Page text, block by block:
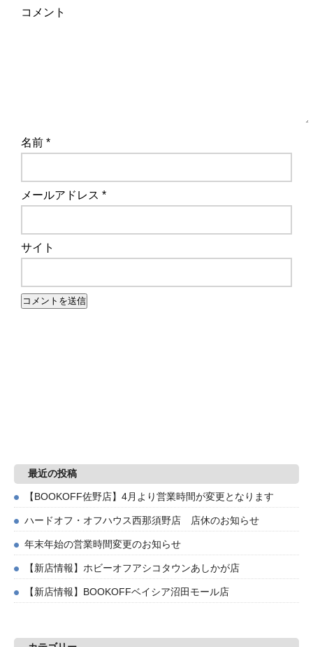
コメント
名前 *
メールアドレス *
サイト
最近の投稿
【BOOKOFF佐野店】4月より営業時間が変更となります
ハードオフ・オフハウス西那須野店 店休のお知らせ
年末年始の営業時間変更のお知らせ
【新店情報】ホビーオフアシコタウンあしかが店
【新店情報】BOOKOFFベイシア沼田モール店